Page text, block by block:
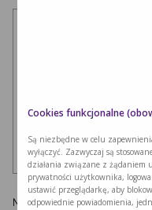
Nazwa*
Cookies funkcjonalne
Są niezbędne w celu
wyłączyć. Zazwyczaj są
działania związane z żądaniem
prywatności użytkownika,
ustawić przeglądarkę, aby
odpowiednie powiadomienia,